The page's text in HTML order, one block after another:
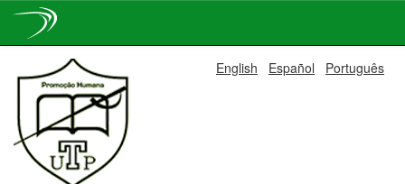
navigation
English Español Português